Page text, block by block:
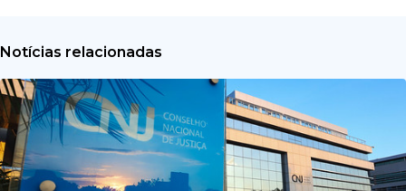
Notícias relacionadas